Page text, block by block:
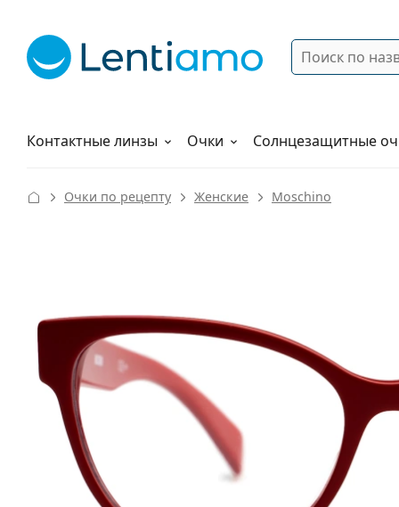
Поиск
Контактные линзы
Растворы Очки Солнцезащитные
Как заказать
Очки по рецепту Женские Moschino
127 mm
Ширина
40 mm
Ширина